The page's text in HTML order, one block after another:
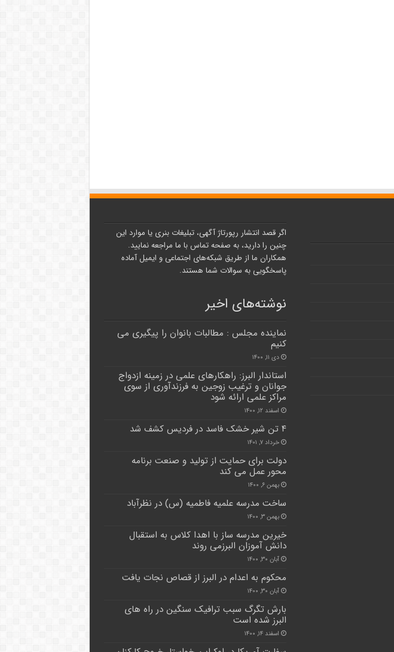
اگر قصد انتشار رپورتاژ آگهی، تبلیغات بنری یا موارد این
چنین را دارید، به صفحه تماس با ما مراجعه نمایید.
همکاران ما از طریق شبکه‌های اجتماعی و ایمیل آماده
پاسخگویی به سوالات شما هستند.
نوشته‌های اخیر
نماینده مجلس : مطالبات بانوان را پیگیری می
کنیم
دی ۱۱, ۱۴۰۰
استاندار البرز: راهکارهای علمی در زمینه ازدواج
جوانان و ترغیب زوجین به فرزندآوری از سوی
مراکز علمی ارائه شود
اسفند ۱۲, ۱۴۰۰
۴ تن شیر خشک فاسد در فردیس کشف شد
خرداد ۷, ۱۴۰۱
دولت برای حمایت از تولید و صنعت برنامه
محور عمل می کند
بهمن ۶, ۱۴۰۰
ساخت مدرسه علمیه فاطمیه (س) در نظرآباد
بهمن ۳, ۱۴۰۰
خیرین مدرسه ساز با اهدا کلاس به استقبال
دانش آموزان البرزمی روند
آبان ۳۰, ۱۴۰۰
محکوم به اعدام در البرز از قصاص نجات یافت
آبان ۳۰, ۱۴۰۰
بارش تگرگ سبب ترافیک سنگین در راه های
البرز شده است
اسفند ۱۴, ۱۴۰۰